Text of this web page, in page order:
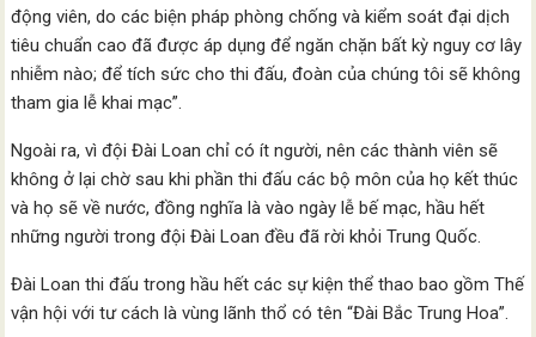
động viên, do các biện pháp phòng chống và kiểm soát đại dịch
tiêu chuẩn cao đã được áp dụng để ngăn chặn bất kỳ nguy cơ lây
nhiễm nào; để tích sức cho thi đấu, đoàn của chúng tôi sẽ không
tham gia lễ khai mạc”.
Ngoài ra, vì đội Đài Loan chỉ có ít người, nên các thành viên sẽ
không ở lại chờ sau khi phần thi đấu các bộ môn của họ kết thúc
và họ sẽ về nước, đồng nghĩa là vào ngày lễ bế mạc, hầu hết
những người trong đội Đài Loan đều đã rời khỏi Trung Quốc.
Đài Loan thi đấu trong hầu hết các sự kiện thể thao bao gồm Thế
vận hội với tư cách là vùng lãnh thổ có tên “Đài Bắc Trung Hoa”.